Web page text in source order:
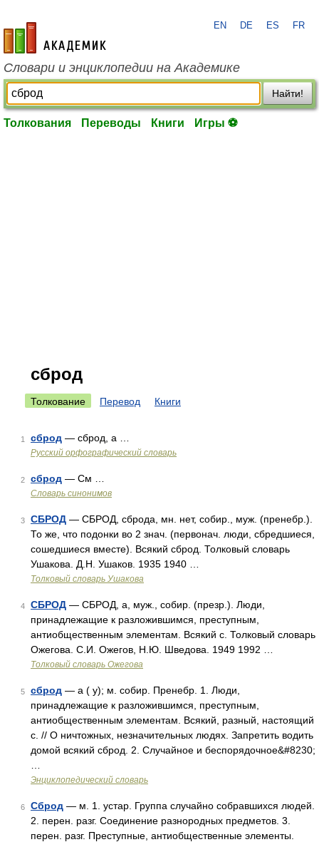
academic.ru
EN DE ES FR
Словари и энциклопедии на Академике
Найти!
Толкования Переводы Книги Игры ⚽
сброд
Толкование Перевод Книги
1 сброд — сброд, а …
Русский орфографический словарь
2 сброд — См …
Словарь синонимов
3 СБРОД — СБРОД, сброда, мн. нет, собир., муж. (пренебр.).
То же, что подонки во 2 знач. (первонач. люди, сбредшиеся,
сошедшиеся вместе). Всякий сброд. Толковый словарь
Ушакова. Д.Н. Ушаков. 1935 1940 …
Толковый словарь Ушакова
4 СБРОД — СБРОД, а, муж., собир. (презр.). Люди,
принадлежащие к разложившимся, преступным,
антиобщественным элементам. Всякий с. Толковый словарь
Ожегова. С.И. Ожегов, Н.Ю. Шведова. 1949 1992 …
Толковый словарь Ожегова
5 сброд — а ( у); м. собир. Пренебр. 1. Люди,
принадлежащие к разложившимся, преступным,
антиобщественным элементам. Всякий, разный, настоящий
с. // О ничтожных, незначительных людях. Запретить водить
домой всякий сброд. 2. Случайное и беспорядочное&#8230;
Энциклопедический словарь
6 Сброд — м. 1. устар. Группа случайно собравшихся людей.
2. перен. разг. Соединение разнородных предметов. 3.
перен. разг. Преступные, антиобщественные элементы.